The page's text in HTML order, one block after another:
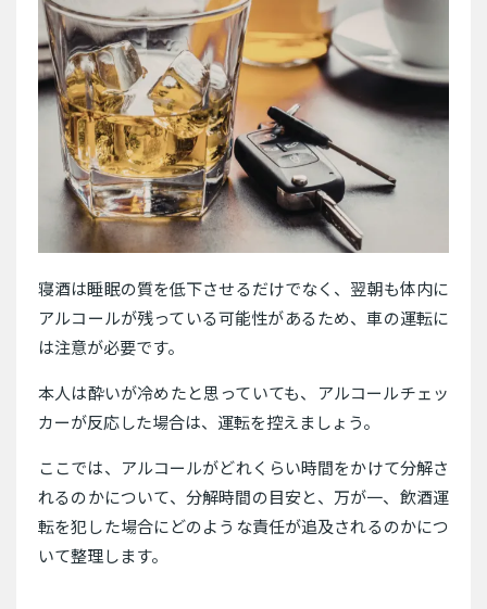
寝酒は睡眠の質を低下させるだけでなく、翌朝も体内に
アルコールが残っている可能性があるため、車の運転に
は注意が必要です。
本人は酔いが冷めたと思っていても、アルコールチェッ
カーが反応した場合は、運転を控えましょう。
ここでは、アルコールがどれくらい時間をかけて分解さ
れるのかについて、分解時間の目安と、万が一、飲酒運
転を犯した場合にどのような責任が追及されるのかにつ
いて整理します。